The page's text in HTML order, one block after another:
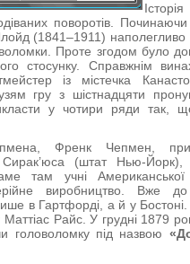
поворотів.
(1841–1911) наполегливо
Проте згодом було
стосунку. Справжнім
із містечка
гру з шістнадцяти
у чотири ряди так,
Френк Чепмен,
Сирак’юса (штат Нью-
там учні
виробництво. Вже
в Гартфорді, а й у
Райс. У грудні 1879
головоломку під назвою